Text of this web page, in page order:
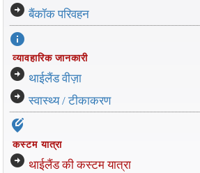
arrow_circle_right बैंकॉक परिवहन
info
व्यावहारिक जानकारी
arrow_circle_right थाईलैंड वीज़ा
arrow_circle_right स्वास्थ्य / टीकाकरण
edit_location_alt
कस्टम यात्रा
arrow_circle_right थाईलैंड की कस्टम यात्रा